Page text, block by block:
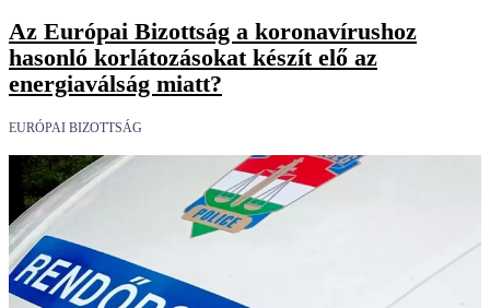
Az Európai Bizottság a koronavírushoz
hasonló korlátozásokat készít elő az
energiaválság miatt?
EURÓPAI BIZOTTSÁG